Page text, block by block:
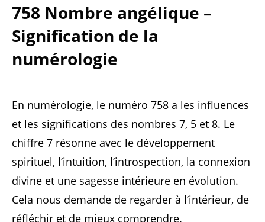
758 Nombre angélique –
Signification de la
numérologie
En numérologie, le numéro 758 a les influences
et les significations des nombres 7, 5 et 8. Le
chiffre 7 résonne avec le développement
spirituel, l’intuition, l’introspection, la connexion
divine et une sagesse intérieure en évolution.
Cela nous demande de regarder à l’intérieur, de
réfléchir et de mieux comprendre.